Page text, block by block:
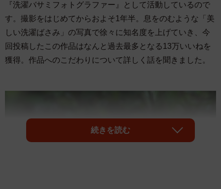
『洗濯バサミフォトグラファー』として活動しているので
す。撮影をはじめてからおよそ1年半。息をのむような「美
しい洗濯ばさみ」の写真で徐々に知名度を上げていき、今
回投稿したこの作品はなんと過去最多となる13万いいねを
獲得。作品へのこだわりについて詳しく話を聞きました。
続きを読む